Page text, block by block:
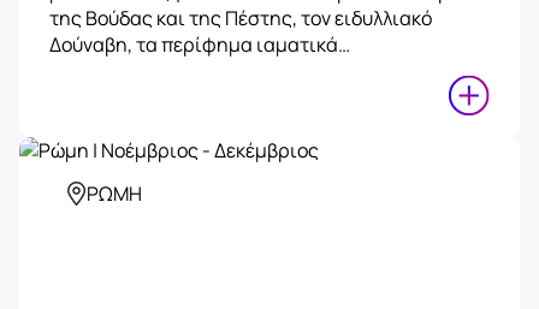
της Βούδας και της Πέστης, τον ειδυλλιακό
Δούναβη, τα περίφημα ιαματικά…
ΡΩΜΗ